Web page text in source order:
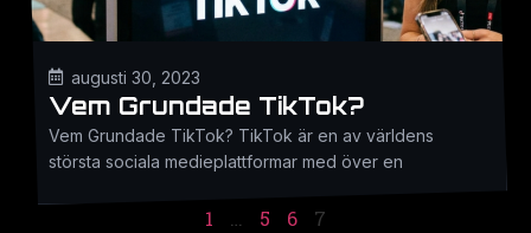
augusti 30, 2023
Vem Grundade TikTok?
Vem Grundade TikTok? TikTok är en av världens
största sociala medieplattformar med över en
1 5 6 7